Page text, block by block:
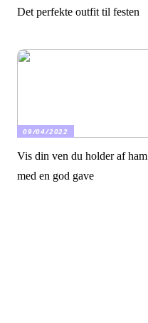
Det perfekte outfit til festen
09/04/2022
Vis din ven du holder af ham
med en god gave